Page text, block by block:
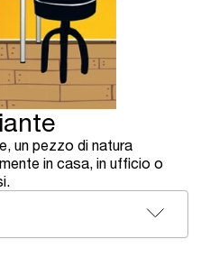
un pezzo di natura
in casa, in ufficio o